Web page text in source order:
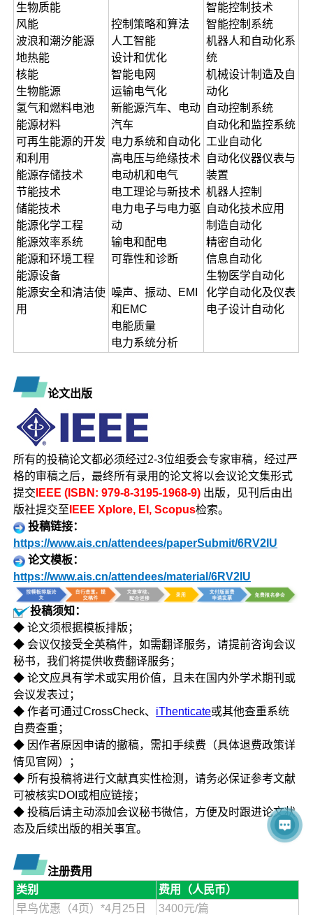
生物质能
风能
波浪和潮汐能源
地热能
核能
生物能源
氢气和燃料电池
能源材料
可再生能源的开发
和利用
能源存储技术
节能技术
储能技术
能源化学工程
能源效率系统
能源和环境工程
能源设备
能源安全和清洁使
用
控制策略和算法
人工智能
设计和优化
智能电网
运输电气化
新能源汽车、电动
汽车
电力系统和自动化
高电压与绝缘技术
电动机和电气
电工理论与新技术
电力电子与电力驱
动
输电和配电
可靠性和诊断
噪声、振动、EMI
和EMC
电能质量
电力系统分析
智能控制技术
智能控制系统
机器人和自动化系
统
机械设计制造及自
动化
自动控制系统
自动化和监控系统
工业自动化
自动化仪器仪表与
装置
机器人控制
自动化技术应用
制造自动化
精密自动化
信息自动化
生物医学自动化
化学自动化及仪表
电子设计自动化
论文出版
所有的投稿论文都必须经过2-3位组委会专家审稿，经过严
格的审稿之后，最终所有录用的论文将以会议论文集形式
提交 IEEE (ISBN: 979-8-3195-1968-9) 出版，见刊后由出
版社提交至 IEEE Xplore, EI, Scopus检索。
投稿链接：
https://www.ais.cn/attendees/paperSubmit/6RV2IU
论文模板：
https://www.ais.cn/attendees/material/6RV2IU
投稿须知：
◆ 论文须根据模板排版；
◆ 会议仅接受全英稿件，如需翻译服务，请提前咨询会议
秘书，我们将提供收费翻译服务；
◆ 论文应具有学术或实用价值，且未在国内外学术期刊或
会议发表过；
◆ 作者可通过CrossCheck、 iThenticate或其他查重系统
自费查重；
◆ 因作者原因申请的撤稿，需扣手续费（具体退费政策详
情见官网）；
◆ 所有投稿将进行文献真实性检测，请务必保证参考文献
可被核实DOI或相应链接；
◆ 投稿后请主动添加会议秘书微信，方便及时跟进论文状
态及后续出版的相关事宜。
注册费用
类别
费用（人民币）
早鸟优惠（4页）*4月25日
3400元/篇